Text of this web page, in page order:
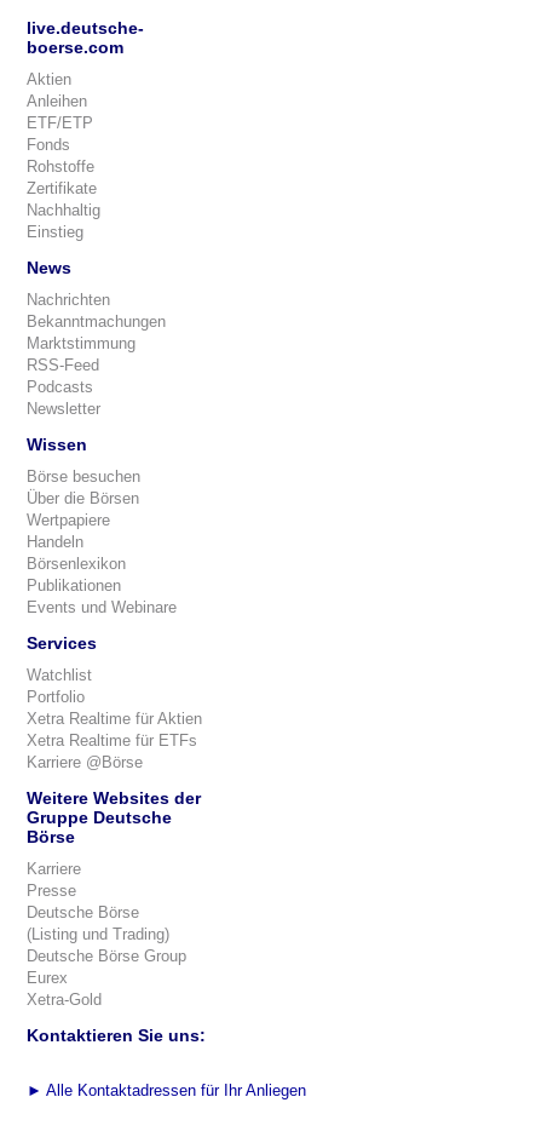
live.deutsche-
boerse.com
Aktien
Anleihen
ETF/ETP
Fonds
Rohstoffe
Zertifikate
Nachhaltig
Einstieg
News
Nachrichten
Bekanntmachungen
Marktstimmung
RSS-Feed
Podcasts
Newsletter
Wissen
Börse besuchen
Über die Börsen
Wertpapiere
Handeln
Börsenlexikon
Publikationen
Events und Webinare
Services
Watchlist
Portfolio
Xetra Realtime für Aktien
Xetra Realtime für ETFs
Karriere @Börse
Weitere Websites der
Gruppe Deutsche
Börse
Karriere
Presse
Deutsche Börse
(Listing und Trading)
Deutsche Börse Group
Eurex
Xetra-Gold
Kontaktieren Sie uns:
► Alle Kontaktadressen für Ihr Anliegen